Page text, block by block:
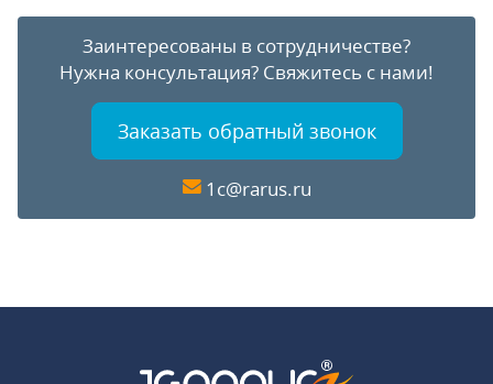
Заинтересованы в сотрудничестве?
Нужна консультация? Свяжитесь с нами!
Заказать обратный звонок
1c@rarus.ru